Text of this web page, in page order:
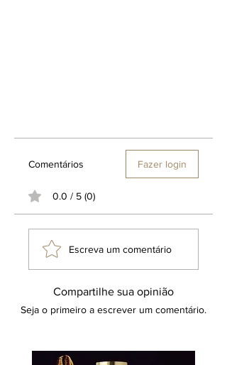
Comentários Fazer login
0.0 / 5 (0)
Escreva um comentário
Compartilhe sua opinião
Seja o primeiro a escrever um comentário.